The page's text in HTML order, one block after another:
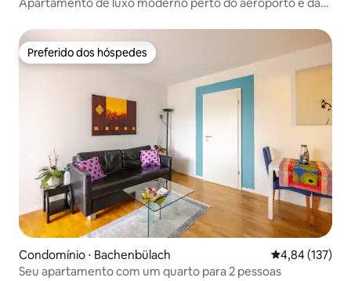
Preferido dos hóspedes
Preferido dos hóspedes
Condomínio ⋅ Bachenbülach 4,84 de uma
4,84 (137)
Seu apartamento com um quarto para 2 pessoas